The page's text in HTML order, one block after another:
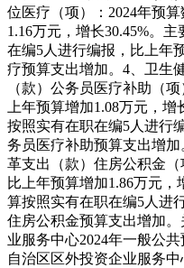
位医疗（项）：2024年预
1.16万元，增长30.45%。
在编5人进行编报，比上年
疗预算支出增加。 4、卫生
（款）公务员医疗补助（
上年预算增加1.08万元，
按照实有在职在编5人进行
务员医疗补助预算支出增加
革支出（款）住房公积金（
比上年预算增加1.86万元，
算按照实有在职在编5人进
住房公积金预算支出增加。
业服务中心2024年一般公
自治区区外投资企业服务